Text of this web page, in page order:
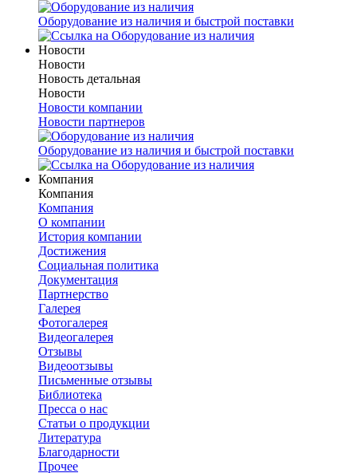
Оборудование из наличия и быстрой поставки
Новости
Новости
Новость детальная
Новости
Новости компании
Новости партнеров
Оборудование из наличия и быстрой поставки
Компания
Компания
Компания
О компании
История компании
Достижения
Социальная политика
Документация
Партнерство
Галерея
Фотогалерея
Видеогалерея
Отзывы
Видеоотзывы
Письменные отзывы
Библиотека
Пресса о нас
Статьи о продукции
Литература
Благодарности
Прочее